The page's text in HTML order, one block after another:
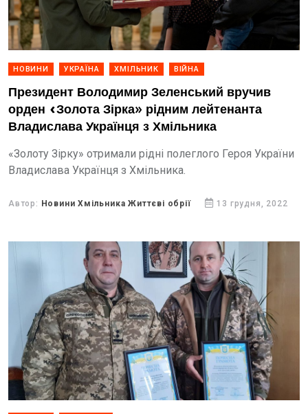
НОВИНИ УКРАЇНА ХМІЛЬНИК ВІЙНА
Президент Володимир Зеленський вручив
орден «Золота Зірка» рідним лейтенанта
Владислава Українця з Хмільника
«Золоту Зірку» отримали рідні полеглого Героя України
Владислава Українця з Хмільника.
Автор: Новини Хмільника Життєві обрії 13 грудня, 2022